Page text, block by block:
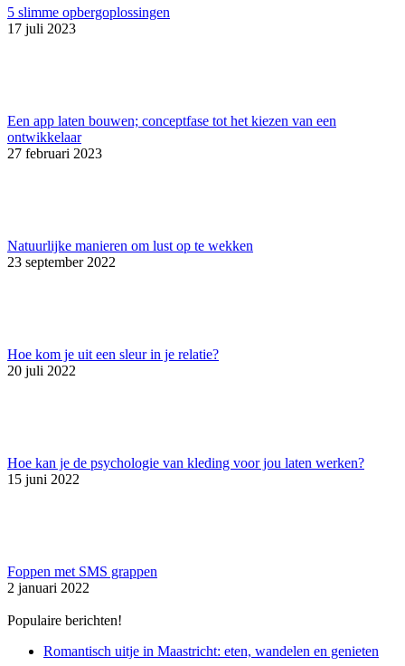
5 slimme opbergoplossingen
17 juli 2023
Een app laten bouwen; conceptfase tot het kiezen van een
ontwikkelaar
27 februari 2023
Natuurlijke manieren om lust op te wekken
23 september 2022
Hoe kom je uit een sleur in je relatie?
20 juli 2022
Hoe kan je de psychologie van kleding voor jou laten werken?
15 juni 2022
Foppen met SMS grappen
2 januari 2022
Populaire berichten!
Romantisch uitje in Maastricht: eten, wandelen en genieten